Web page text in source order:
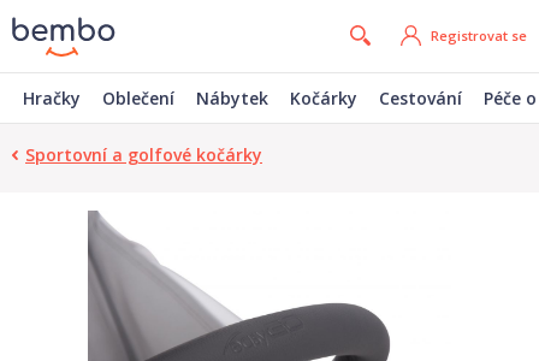
Registrovat se
Hračky Oblečení Nábytek Kočárky Cestování Péče
Sportovní a golfové kočárky